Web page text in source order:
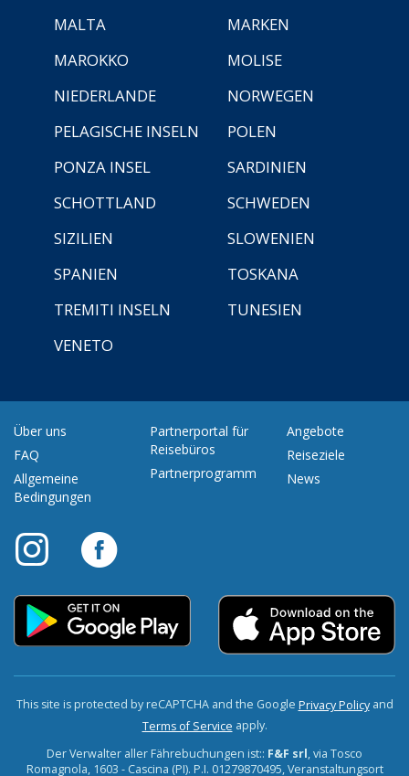
MALTA
MARKEN
MAROKKO
MOLISE
NIEDERLANDE
NORWEGEN
PELAGISCHE INSELN
POLEN
PONZA INSEL
SARDINIEN
SCHOTTLAND
SCHWEDEN
SIZILIEN
SLOWENIEN
SPANIEN
TOSKANA
TREMITI INSELN
TUNESIEN
VENETO
Über uns
FAQ
Allgemeine
Bedingungen
Partnerportal für
Reisebüros
Partnerprogramm
Angebote
Reiseziele
News
This site is protected by reCAPTCHA and the Google Privacy Policyand
Terms of Service apply.
Der Verwalter aller Fährebuchungen ist:: F&F srl, via Tosco
Romagnola, 1603 - Cascina (PI). P.I. 01279870495, Veranstaltungsort